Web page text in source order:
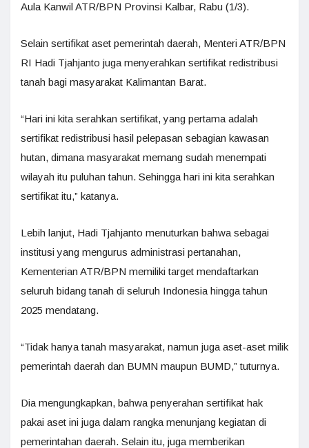
Aula Kanwil ATR/BPN Provinsi Kalbar, Rabu (1/3).
Selain sertifikat aset pemerintah daerah, Menteri ATR/BPN
RI Hadi Tjahjanto juga menyerahkan sertifikat redistribusi
tanah bagi masyarakat Kalimantan Barat.
“Hari ini kita serahkan sertifikat, yang pertama adalah
sertifikat redistribusi hasil pelepasan sebagian kawasan
hutan, dimana masyarakat memang sudah menempati
wilayah itu puluhan tahun. Sehingga hari ini kita serahkan
sertifikat itu,” katanya.
Lebih lanjut, Hadi Tjahjanto menuturkan bahwa sebagai
institusi yang mengurus administrasi pertanahan,
Kementerian ATR/BPN memiliki target mendaftarkan
seluruh bidang tanah di seluruh Indonesia hingga tahun
2025 mendatang.
“Tidak hanya tanah masyarakat, namun juga aset-aset milik
pemerintah daerah dan BUMN maupun BUMD,” tuturnya.
Dia mengungkapkan, bahwa penyerahan sertifikat hak
pakai aset ini juga dalam rangka menunjang kegiatan di
pemerintahan daerah. Selain itu, juga memberikan